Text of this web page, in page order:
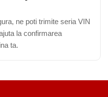
ne poti trimite seria VIN
la confirmarea
ta.